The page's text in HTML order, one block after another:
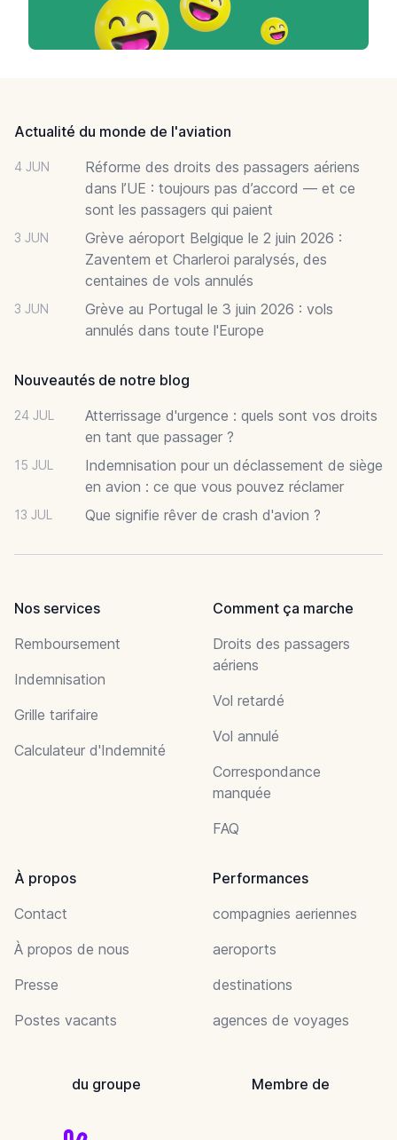
Actualité du monde de l'aviation
4 JUN
Réforme des droits des passagers aériens
dans l’UE : toujours pas d’accord — et ce
sont les passagers qui paient
3 JUN
Grève aéroport Belgique le 2 juin 2026 :
Zaventem et Charleroi paralysés, des
centaines de vols annulés
3 JUN
Grève au Portugal le 3 juin 2026 : vols
annulés dans toute l'Europe
Nouveautés de notre blog
24 JUL
Atterrissage d'urgence : quels sont vos droits
en tant que passager ?
15 JUL
Indemnisation pour un déclassement de siège
en avion : ce que vous pouvez réclamer
13 JUL Que signifie rêver de crash d'avion ?
Nos services
Remboursement
Indemnisation
Grille tarifaire
Calculateur d'Indemnité
Comment ça marche
Droits des passagers
aériens
Vol retardé
Vol annulé
Correspondance
manquée
FAQ
À propos
Contact
À propos de nous
Presse
Postes vacants
Performances
compagnies aeriennes
aeroports
destinations
agences de voyages
du groupe Membre de